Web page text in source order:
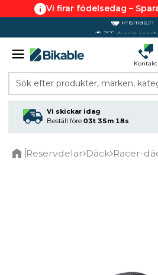
Vi firar födelsedag –
365 dagars öppet
Kontakt
Sök efter produkter, märken,
Vi skickar idag
Beställ före 03t 35m 18s
Reservdelar Däck Racer-